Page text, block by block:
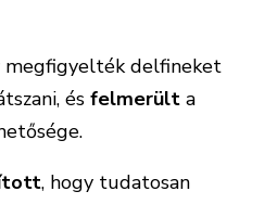
megfigyelték delfineket
és felmerült a
, hogy tudatosan